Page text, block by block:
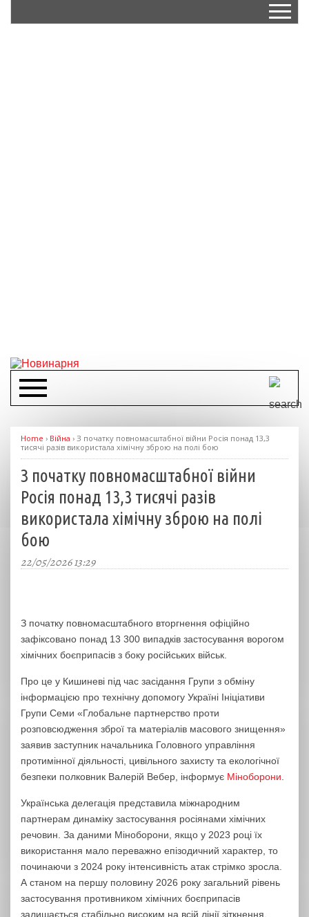
Home › Війна › З початку повномасштабної війни Росія понад 13,3
тисячі разів використала хімічну зброю на полі бою
З початку повномасштабної війни
Росія понад 13,3 тисячі разів
використала хімічну зброю на полі
бою
22/05/2026 13:29
З початку повномасштабного вторгнення офіційно
зафіксовано понад 13 300 випадків застосування ворогом
хімічних боєприпасів з боку російських військ.
Про це у Кишиневі під час засідання Групи з обміну
інформацією про технічну допомогу Україні Ініціативи
Групи Семи «Глобальне партнерство проти
розповсюдження зброї та матеріалів масового знищення»
заявив заступник начальника Головного управління
протимінної діяльності, цивільного захисту та екологічної
безпеки полковник Валерій Вебер, інформує Міноборони
Українська делегація представила міжнародним
партнерам динаміку застосування росіянами хімічних
речовин. За даними Міноборони, якщо у 2023 році їх
використання мало переважно епізодичний характер, то
починаючи з 2024 року інтенсивність атак стрімко зросла.
А станом на першу половину 2026 року загальний рівень
застосування противником хімічних боєприпасів
залишається стабільно високим на всій лінії зіткнення.